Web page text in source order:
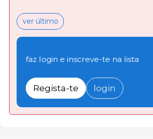
ver último
faz login e inscreve-te na lista
Regista-te login